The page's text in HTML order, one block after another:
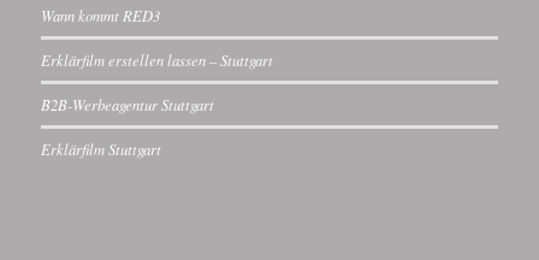
Wann kommt RED3
Erklärfilm erstellen lassen – Stuttgart
B2B-Werbeagentur Stuttgart
Erklärfilm Stuttgart